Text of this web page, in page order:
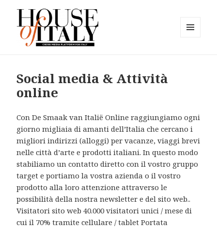
Social media & Attività
online
Con De Smaak van Italië Online raggiungiamo ogni
giorno migliaia di amanti dell’Italia che cercano i
migliori indirizzi (alloggi) per vacanze, viaggi brevi
nelle città d’arte e prodotti italiani. In questo modo
stabiliamo un contatto diretto con il vostro gruppo
target e portiamo la vostra azienda o il vostro
prodotto alla loro attenzione attraverso le
possibilità della nostra newsletter e del sito web..
Visitatori sito web 40.000 visitatori unici / mese di
cui il 70% tramite cellulare / tablet Portata